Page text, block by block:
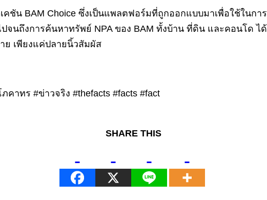
ชัน BAM Choice ซึ่งเป็นแพลตฟอร์มที่ถูกออกแบบมาเพื่อใช้ในก
นถึงการค้นหาทรัพย์ NPA ของ BAM ทั้งบ้าน ที่ดิน และคอนโด ไ
ย เพียงแค่ปลายนิ้วสัมผัส
คาทร #ข่าวจริง #thefacts #facts #fact
SHARE THIS